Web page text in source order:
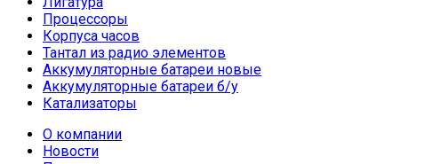
Процессоры
Корпуса часов
Тантал из радио элементов
Аккумуляторные батареи новые
Аккумуляторные батареи б/у
Катализаторы
О компании
Новости